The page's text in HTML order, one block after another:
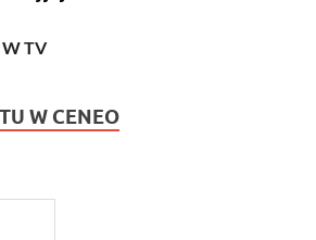
W TV
W CENEO